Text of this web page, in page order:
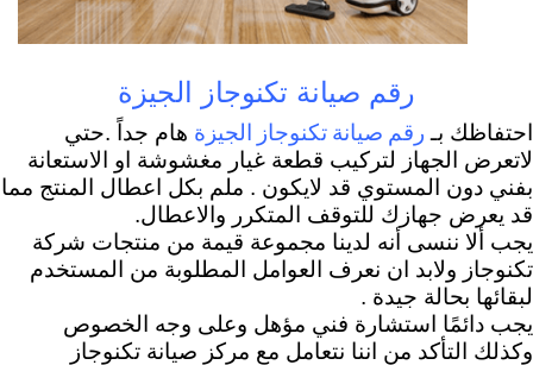
رقم صيانة تكنوجاز الجيزة
احتفاظك بـ رقم صيانة تكنوجاز الجيزة هام جداً .حتي
لاتعرض الجهاز لتركيب قطعة غيار مغشوشة او الاستعانة
بفني دون المستوي قد لايكون . ملم بكل اعطال المنتج مما
قد يعرض جهازك للتوقف المتكرر والاعطال.
يجب ألا ننسى أنه لدينا مجموعة قيمة من منتجات شركة
تكنوجاز ولابد ان نعرف العوامل المطلوبة من المستخدم
لبقائها بحالة جيدة .
يجب دائمًا استشارة فني مؤهل وعلى وجه الخصوص
وكذلك التأكد من اننا نتعامل مع مركز صيانة تكنوجاز